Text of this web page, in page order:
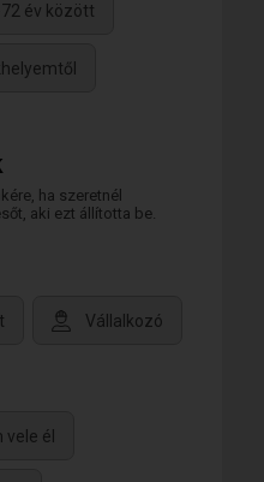
év között
ha szeretnél
aki ezt állította be.
Vállalkozó
él